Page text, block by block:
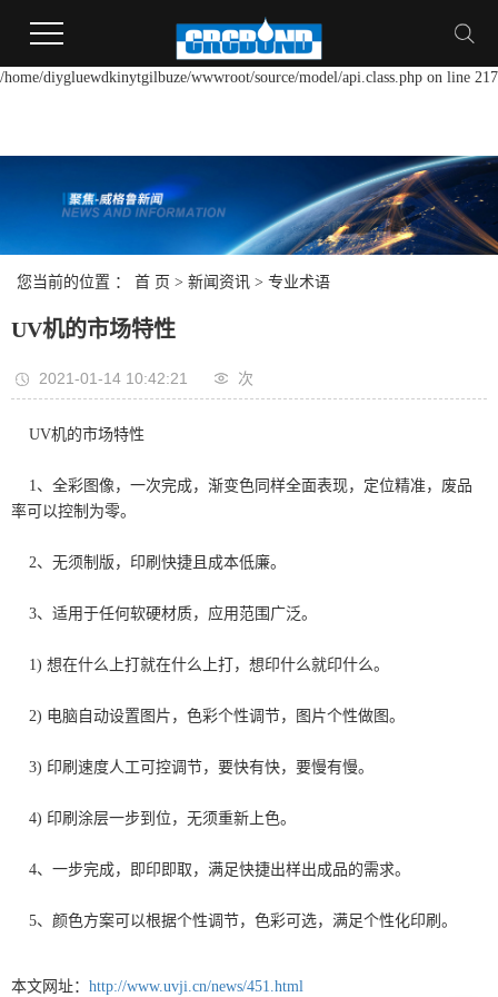
file_put_contents(/home/diygluewdkinytgilbuze/wwwroot/source/cache/
failed to open stream: Permission denied in
/home/diygluewdkinytgilbuze/wwwroot/source/model/api.class.php on line 217
您当前的位置 ： 首 页 > 新闻资讯 > 专业术语
UV机的市场特性
2021-01-14 10:42:21 次
UV机的市场特性
1、全彩图像，一次完成，渐变色同样全面表现，定位精准，废品
率可以控制为零。
2、无须制版，印刷快捷且成本低廉。
3、适用于任何软硬材质，应用范围广泛。
1) 想在什么上打就在什么上打，想印什么就印什么。
2) 电脑自动设置图片，色彩个性调节，图片个性做图。
3) 印刷速度人工可控调节，要快有快，要慢有慢。
4) 印刷涂层一步到位，无须重新上色。
4、一步完成，即印即取，满足快捷出样出成品的需求。
5、颜色方案可以根据个性调节，色彩可选，满足个性化印刷。
本文网址： http://www.uvji.cn/news/451.html